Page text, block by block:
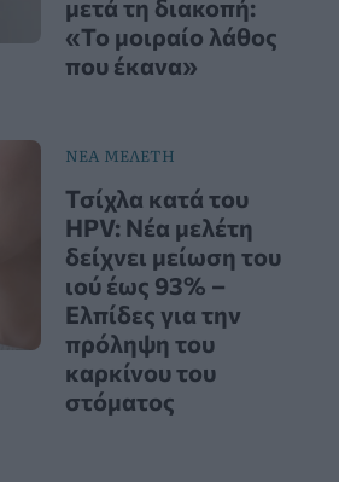
μετά τη διακοπή:
«Το μοιραίο λάθος
που έκανα»
ΝΕΑ ΜΕΛΕΤΗ
Τσίχλα κατά του
HPV: Νέα μελέτη
δείχνει μείωση του
ιού έως 93% –
Ελπίδες για την
πρόληψη του
καρκίνου του
στόματος